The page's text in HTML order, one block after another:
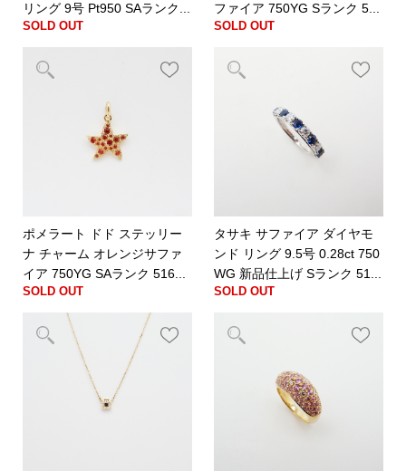
リング 9号 Pt950 SAランク...
SOLD OUT
ファイア 750YG Sランク 5...
SOLD OUT
ポメラート ドド ステッリー
ナ チャーム オレンジサファ
イア 750YG SAランク 516...
SOLD OUT
タサキ サファイア ダイヤモ
ンド リング 9.5号 0.28ct 750
WG 新品仕上げ Sランク 51...
SOLD OUT